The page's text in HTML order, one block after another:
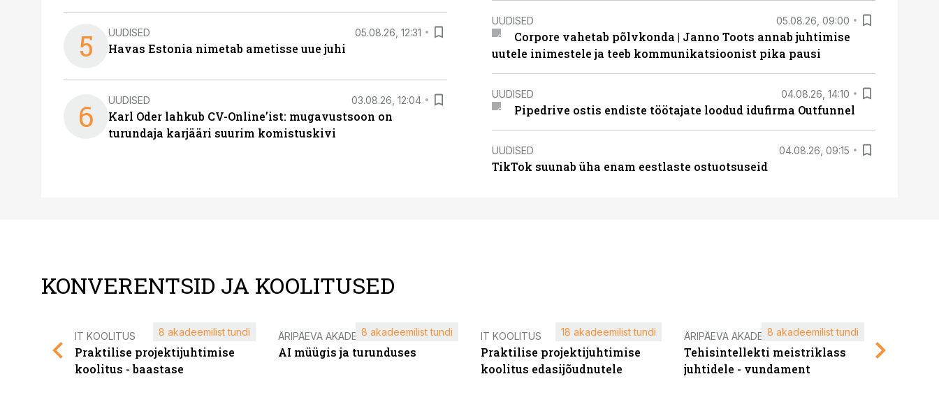
5 UUDISED 05.08.26, 12:31
Havas Estonia nimetab ametisse uue juhi
6 UUDISED 03.08.26, 12:04
Karl Oder lahkub CV-Online’ist: mugavustsoon on
turundaja karjääri suurim komistuskivi
UUDISED 05.08.26, 09:00
Corpore vahetab põlvkonda | Janno Toots annab juhtimise
uutele inimestele ja teeb kommunikatsioonist pika pausi
UUDISED 04.08.26, 14:10
Pipedrive ostis endiste töötajate loodud idufirma Outfunnel
UUDISED 04.08.26, 09:15
TikTok suunab üha enam eestlaste ostuotsuseid
KONVERENTSID JA KOOLITUSED
IT KOOLITUS
Praktilise projektijuhtimise
koolitus - baastase
8 akadeemilist tundi ÄRIPÄEVA AKADEEMIA
AI müügis ja turunduses
8 akadeemilist tundi IT KOOLITUS
Praktilise projektijuhtimise
koolitus edasijõudnutele
18 akadeemilist tundi ÄRIPÄEVA AKADEEMIA
Tehisintellekti meistriklass
juhtidele - vundament
8 akadeemilist tundi